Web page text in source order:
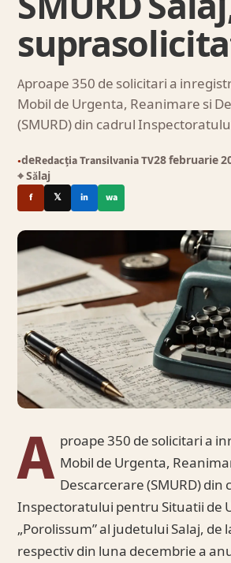
Aproape 350 de solicitari a
Mobil de Urgenta, Reanimare si
(SMURD) din cadrul
●deRedacția Transilvania TV28 februarie
⌖ Sălaj
f 𝕏 in wa
A proape 350 de solicitari a
Mobil de Urgenta,
Descarcerare (SMURD) din
Inspectoratului pentru Situatii de
„Porolissum” al judetului Salaj, de
respectiv din luna decembrie a